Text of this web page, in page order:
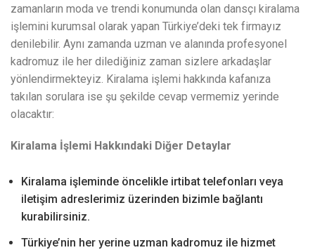
zamanların moda ve trendi konumunda olan dansçı kiralama
işlemini kurumsal olarak yapan Türkiye’deki tek firmayız
denilebilir. Aynı zamanda uzman ve alanında profesyonel
kadromuz ile her dilediğiniz zaman sizlere arkadaşlar
yönlendirmekteyiz. Kiralama işlemi hakkında kafanıza
takılan sorulara ise şu şekilde cevap vermemiz yerinde
olacaktır:
Kiralama İşlemi Hakkındaki Diğer Detaylar
Kiralama işleminde öncelikle irtibat telefonları veya
iletişim adreslerimiz üzerinden bizimle bağlantı
kurabilirsiniz.
Türkiye’nin her yerine uzman kadromuz ile hizmet